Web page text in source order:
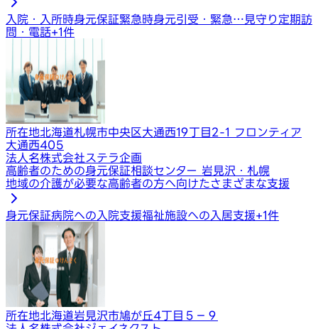
入院・入所時身元保証緊急時身元引受・緊急…見守り定期訪
問・電話+1件
所在地北海道札幌市中央区大通西19丁目2-1 フロンティア
大通西405
法人名株式会社ステラ企画
高齢者のための身元保証相談センター 岩見沢・札幌
地域の介護が必要な高齢者の方へ向けたさまざまな支援
身元保証病院への入院支援福祉施設への入居支援+1件
所在地北海道岩見沢市鳩が丘4丁目５−９